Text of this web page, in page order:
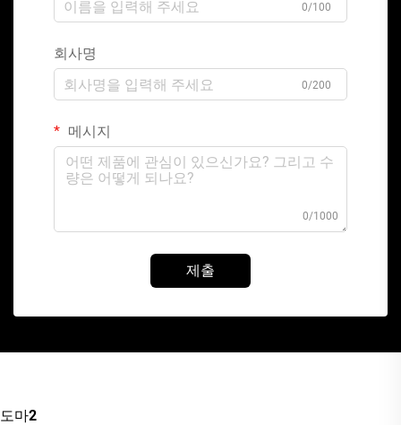
0/100
회사명
0/200
메시지
0/1000
제출
도마2